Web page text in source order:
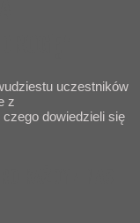
uczestników
z
czego dowiedzieli się